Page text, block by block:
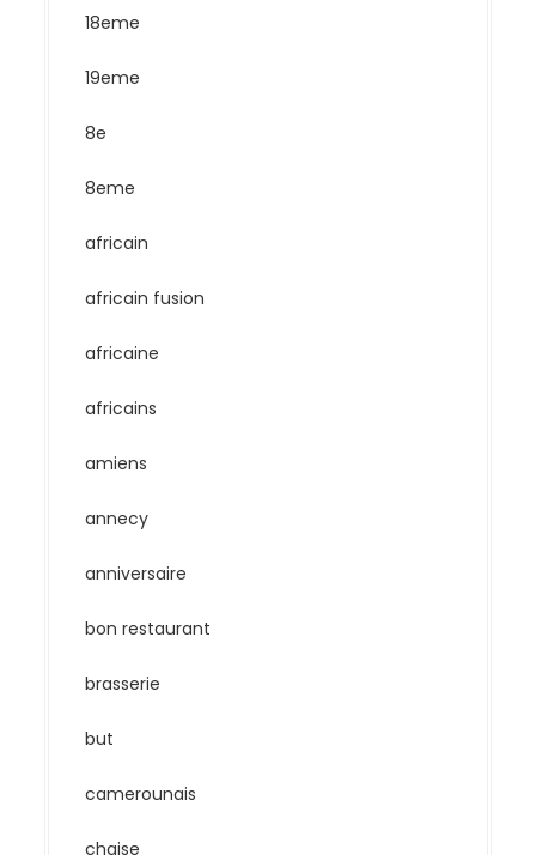
18eme
19eme
8e
8eme
africain
africain fusion
africaine
africains
amiens
annecy
anniversaire
bon restaurant
brasserie
but
camerounais
chaise